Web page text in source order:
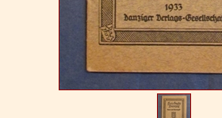
Widerrufsbelehrung
Geschäftsbedingungen
Datenschutzerklärung